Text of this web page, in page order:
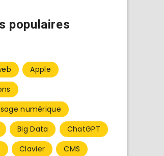
populaires
Apple
numérique
Big Data
ChatGPT
Clavier CMS